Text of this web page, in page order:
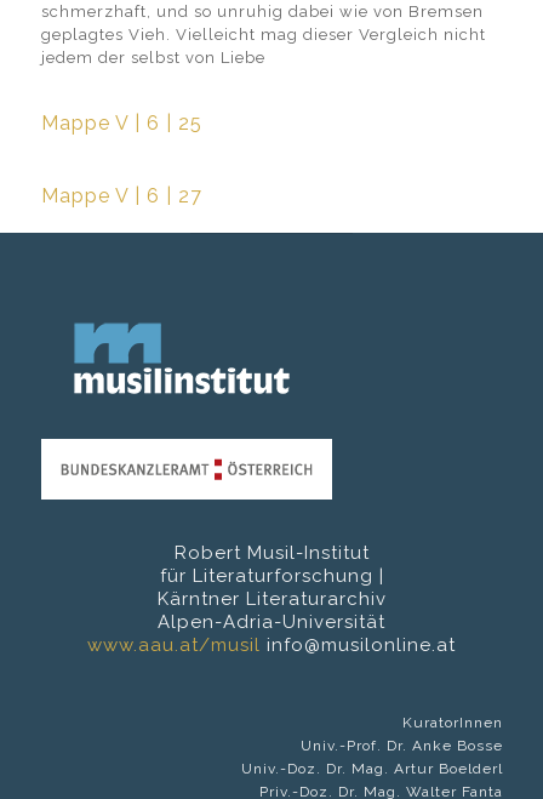
schmerzhaft, und so unruhig dabei wie von Bremsen
geplagtes Vieh. Vielleicht mag dieser Vergleich nicht
jedem der selbst von Liebe
Mappe V | 6 | 25
Mappe V | 6 | 27
Robert Musil-Institut
für Literaturforschung |
Kärntner Literaturarchiv
Alpen-Adria-Universität
www.aau.at/musil info@musilonline.at
KuratorInnen
Univ.-Prof. Dr. Anke Bosse
Univ.-Doz. Dr. Mag. Artur Boelderl
Priv.-Doz. Dr. Mag. Walter Fanta